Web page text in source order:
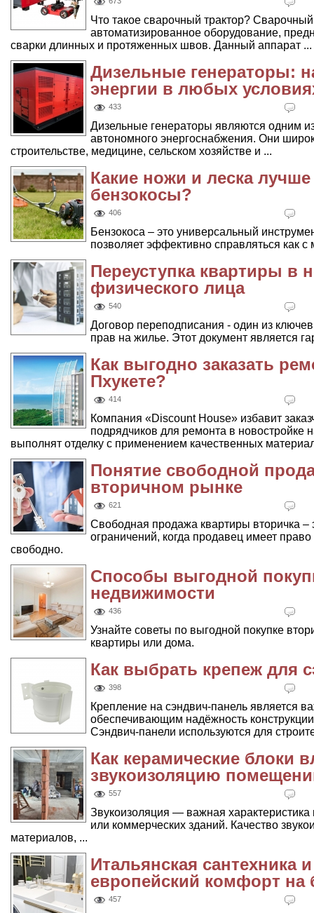
Что такое сварочный трактор?
автоматизированное оборудование,
сварки длинных и протяженных швов. Данный аппарат ...
Дизельные генераторы:
энергии в любых
433
Дизельные генераторы являются одним
автономного энергоснабжения. Они
строительстве, медицине, сельском хозяйстве и ...
Какие ножи и леска
бензокосы?
406
Бензокоса – это универсальный
позволяет эффективно справляться как с
Переуступка квартиры в
физического лица
540
Договор переподписания - один из
прав на жилье. Этот документ является
Как выгодно заказать
Пхукете?
414
Компания «Discount House» избавит
подрядчиков для ремонта в новостройке
выполнят отделку с применением качественных
Понятие свободной
вторичном рынке
621
Свободная продажа квартиры вторичка
ограничений, когда продавец имеет
свободно.
Способы выгодной
недвижимости
436
Узнайте советы по выгодной покупке
квартиры или дома.
Как выбрать крепеж для
398
Крепление на сэндвич-панель является
обеспечивающим надёжность
Сэндвич-панели используются для
Как керамические блоки
звукоизоляцию
557
Звукоизоляция — важная
или коммерческих зданий. Качество
материалов, ...
Итальянская сантехника
европейский комфорт на
457